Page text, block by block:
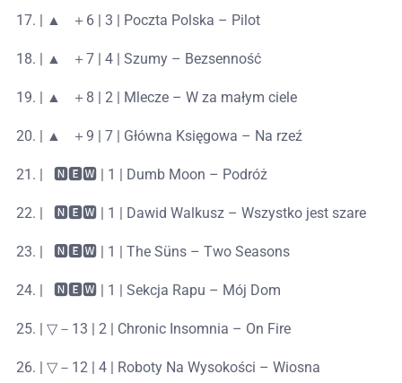
| ▲⠀＋6 | 3 | Poczta Polska – Pilot
| ▲⠀＋7 | 4 | Szumy – Bezsenność
| ▲⠀＋8 | 2 | Mlecze – W za małym ciele
| ▲⠀＋9 | 7 | Główna Księgowa – Na rzeź
|⠀🅽🅴🆆 | 1 | Dumb Moon – Podróż
|⠀🅽🅴🆆 | 1 | Dawid Walkusz – Wszystko jest szare
|⠀🅽🅴🆆 | 1 | The Süns – Two Seasons
|⠀🅽🅴🆆 | 1 | Sekcja Rapu – Mój Dom
| ▽－13 | 2 | Chronic Insomnia – On Fire
| ▽－12 | 4 | Roboty Na Wysokości – Wiosna